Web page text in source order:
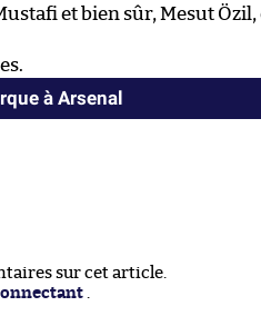
et bien sûr, Mesut
à Arsenal
sur cet article.
.